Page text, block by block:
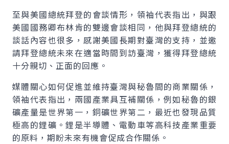
至與美國總統拜登的會談情形，領袖代表指出，與跟
美國國務卿布林肯的雙邊會談相同，他與拜登總統的
談話內容也很多，感謝美國長期對臺灣的支持，並邀
請拜登總統未來在適當時間到訪臺灣，獲得拜登總統
十分親切、正面的回應。
媒體關心如何促進並維持臺灣與秘魯間的商業關係，
領袖代表指出，兩國產業具互補關係，例如秘魯的銀
礦產量是世界第一，銅礦世界第二，最近也發現品質
極高的鋰礦。鋰是半導體、電動車等高科技產業重要
的原料，期盼未來有機會促成合作關係。